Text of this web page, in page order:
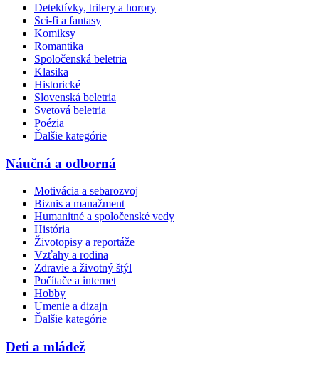
Detektívky, trilery a horory
Sci-fi a fantasy
Komiksy
Romantika
Spoločenská beletria
Klasika
Historické
Slovenská beletria
Svetová beletria
Poézia
Ďalšie kategórie
Náučná a odborná
Motivácia a sebarozvoj
Biznis a manažment
Humanitné a spoločenské vedy
História
Životopisy a reportáže
Vzťahy a rodina
Zdravie a životný štýl
Počítače a internet
Hobby
Umenie a dizajn
Ďalšie kategórie
Deti a mládež